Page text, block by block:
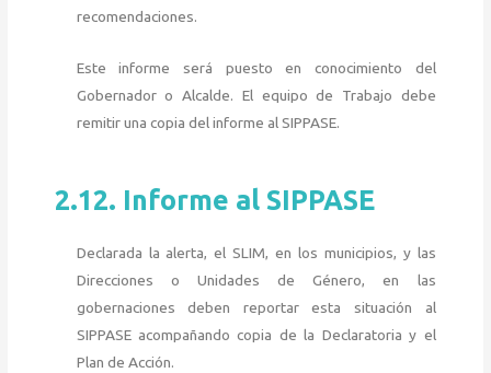
recomendaciones.
Este informe será puesto en conocimiento del
Gobernador o Alcalde. El equipo de Trabajo debe
remitir una copia del informe al SIPPASE.
2.12. Informe al SIPPASE
Declarada la alerta, el SLIM, en los municipios, y las
Direcciones o Unidades de Género, en las
gobernaciones deben reportar esta situación al
SIPPASE acompañando copia de la Declaratoria y el
Plan de Acción.